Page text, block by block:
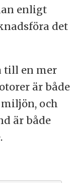
enligt
det
till en mer
är både
och
är både